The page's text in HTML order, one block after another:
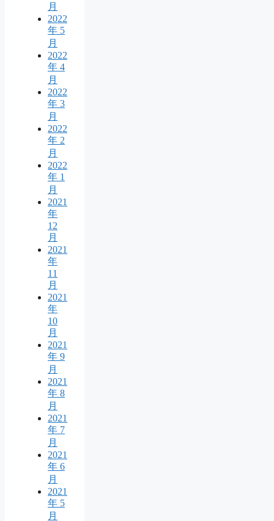
月
2022
年 5
月
2022
年 4
月
2022
年 3
月
2022
年 2
月
2022
年 1
月
2021
年
12
月
2021
年
11
月
2021
年
10
月
2021
年 9
月
2021
年 8
月
2021
年 7
月
2021
年 6
月
2021
年 5
月